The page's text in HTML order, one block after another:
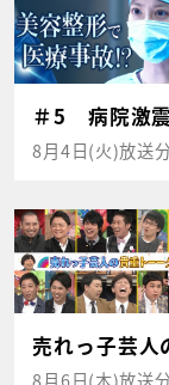
＃5 病院激
8月4日(火)放送
売れっ子芸
8月6日(木)放送